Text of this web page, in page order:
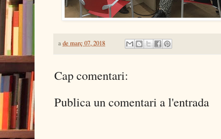
ade març 07, 2018
Cap comentari:
Publica un comentari a l'entrada